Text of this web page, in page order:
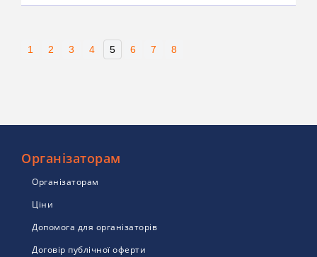
1 2 3 4 5 6 7 8
Організаторам
Організаторам
Ціни
Допомога для організаторів
Договір публічної оферти